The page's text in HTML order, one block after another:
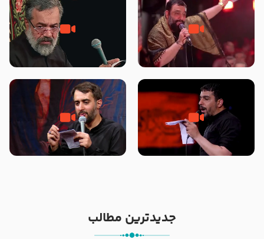
جانا جانا ابی عبدالله – کربلایی جواد
مقدم – شب هشتم محرم 1448 –
مادر منم مثل تو خمیدم – حاج
محمود کریمی – شهادت حضرت
هیئت رایة العباس علیه السلام
تک ، عبّاس، صاحب دل‌هاست –
حاج حنیف طاهری – عزاداری شب
من غلام نوکراتم من عاشق کربلاتم
– شور زمینه – شب هفتم – محرم
جدیدترین مطالب